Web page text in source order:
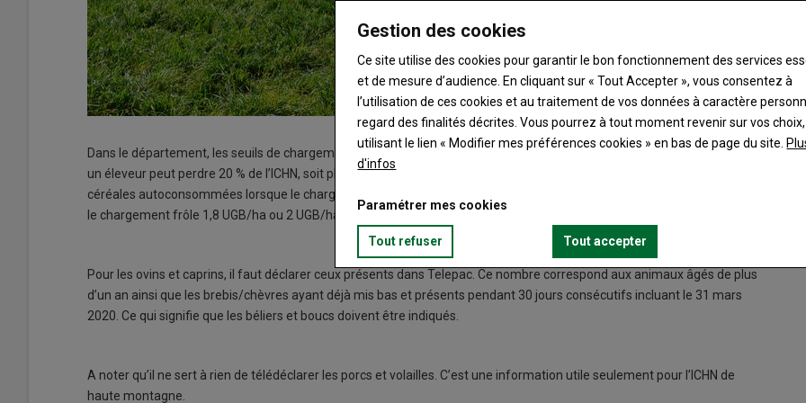
Dans le département, les seuils de chargement de l’ICHN (voir tableau) font que pour 0,1 UGB/ha en plus ou en moins,
un éleveur peut perdre 20 % de l’ICHN, soit plus de 1 600 € pour 75 ha. Il est donc rarement intéressant de rajouter des
céréales autoconsommées lorsque le chargement est proche du seuil d’éligibilité de 1 UGB/ha. C’est l’inverse lorsque
le chargement frôle 1,8 UGB/ha ou 2 UGB/ha (le seuil d’exclusion) et qu’il est alors opportun de le réduire.
Pour les ovins et caprins, il faut déclarer ceux présents dans Telepac. Ce nombre correspond aux animaux âgés de plus
d’un an ainsi que les brebis/chèvres ayant déjà mis bas et présents pendant 30 jours consécutifs incluant le 31 mars
2020. Ce qui signifie que les béliers et boucs doivent être indiqués.
A noter qu’il ne sert à rien de télédéclarer les porcs et volailles. C’est une information utile seulement pour l’ICHN de
haute montagne.
Gestion des cookies
Ce site utilise des cookies pour garantir le bon fonctionnement des services
et de mesure d’audience. En cliquant sur « Tout Accepter », vous consentez à
l’utilisation de ces cookies et au traitement de vos données à caractère
regard des finalités décrites. Vous pourrez à tout moment revenir sur vos
utilisant le lien « Modifier mes préférences cookies » en bas de page du site.
d'infos
Paramétrer mes cookies
Tout refuser Tout accepter